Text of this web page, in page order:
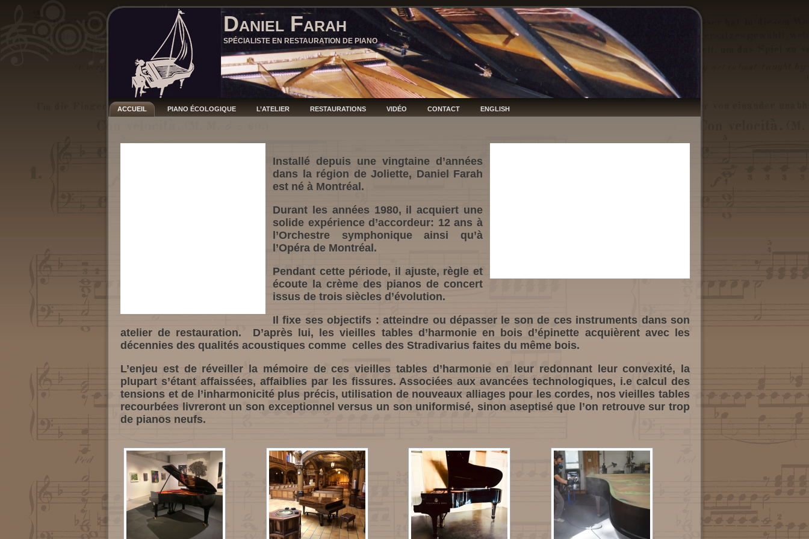
Daniel Farah
SPÉCIALISTE EN RESTAURATION DE PIANO
ACCUEIL PIANO ÉCOLOGIQUE L’ATELIER RESTAURATIONS VIDÉO CONTACT ENGLISH
Installé depuis une vingtaine d’années
dans la région de Joliette, Daniel Farah
est né à Montréal.
Durant les années 1980, il acquiert une
solide expérience d’accordeur: 12 ans à
l’Orchestre symphonique ainsi qu’à
l’Opéra de Montréal.
Pendant cette période, il ajuste, règle et
écoute la crème des pianos de concert
issus de trois siècles d’évolution.
Il fixe ses objectifs : atteindre ou dépasser le son de ces instruments dans son
atelier de restauration. D’après lui, les vieilles tables d’harmonie en bois d’épinette acquièrent avec les
décennies des qualités acoustiques comme celles des Stradivarius faites du même bois.
L’enjeu est de réveiller la mémoire de ces vieilles tables d’harmonie en leur redonnant leur convexité, la
plupart s’étant affaissées, affaiblies par les fissures. Associées aux avancées technologiques, i.e calcul des
tensions et de l’inharmonicité plus précis, utilisation de nouveaux alliages pour les cordes, nos vieilles tables
recourbées livreront un son exceptionnel versus un son uniformisé, sinon aseptisé que l’on retrouve sur trop
de pianos neufs.